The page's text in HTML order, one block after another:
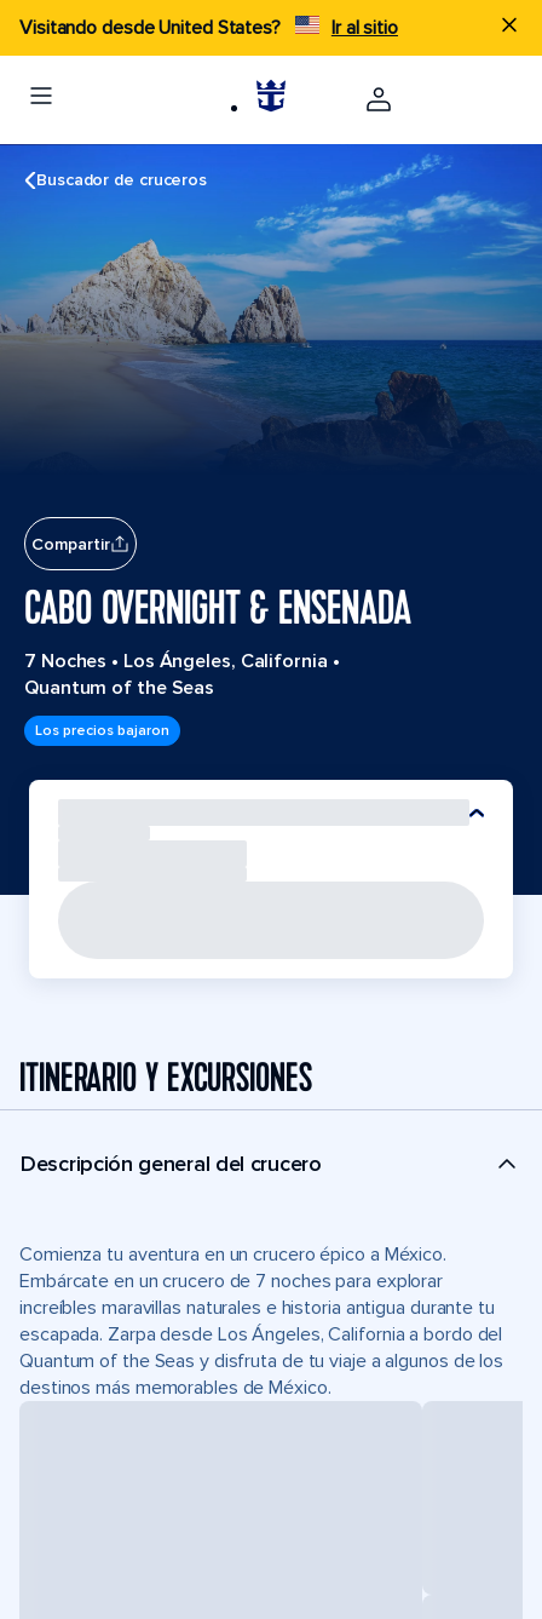
Visitando desde United States? Ir al sitio
Buscador de cruceros
Compartir
CABO OVERNIGHT & ENSENADA
7 Noches • Los Ángeles, California •
Quantum of the Seas
Los precios bajaron
ITINERARIO Y EXCURSIONES
Descripción general del crucero
Comienza tu aventura en un crucero épico a México.
Embárcate en un crucero de 7 noches para explorar
increíbles maravillas naturales e historia antigua durante tu
escapada. Zarpa desde Los Ángeles, California a bordo del
Quantum of the Seas y disfruta de tu viaje a algunos de los
destinos más memorables de México.